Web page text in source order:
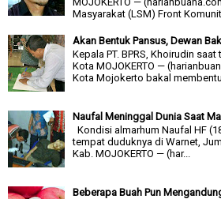
Masyarakat (LSM) Front
Akan Bentuk Pansus, Dewan
Kepala PT. BPRS, Khoirudin
Kota MOJOKERTO —
Kota Mojokerto bakal
Naufal Meninggal Dunia Saat
Kondisi almarhum Naufal HF
tempat duduknya di Warnet,
Kab. MOJOKERTO — (har...
Beberapa Buah Pun